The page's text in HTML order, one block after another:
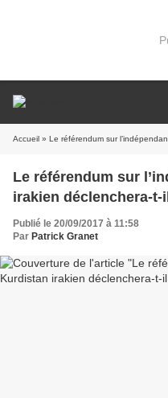
Accueil » Le référendum sur l’indépendance
Le référendum sur
irakien déclenchera-
Publié le 20/09/2017 à 11:58
Par Patrick Granet